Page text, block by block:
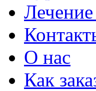
О нас
Как